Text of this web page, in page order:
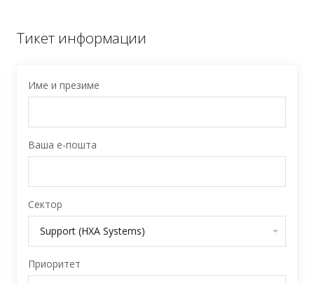
Тикет информации
Име и презиме
Ваша е-пошта
Сектор
Приоритет